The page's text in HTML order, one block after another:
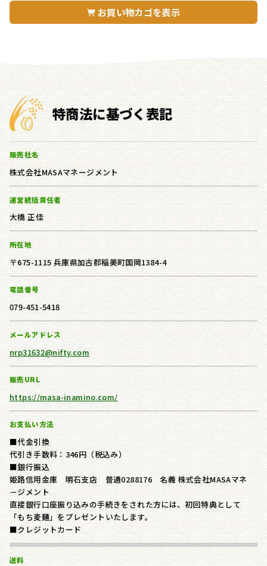
き
ま
き
ま
お買い物カゴを表示
特商法に基づく表記
販売社名
株式会社MASAマネージメント
運営統括責任者
大橋 正佳
所在地
〒675-1115 兵庫県加古郡稲美町国岡1384-4
電話番号
079-451-5418
メールアドレス
nrp31632@nifty.com
販売URL
https://masa-inamino.com/
お支払い方法
■代金引換
代引き手数料：346円（税込み）
■銀行振込
姫路信用金庫 明石支店 普通0288176 名義 株式会社MASAマネ
－ジメント
直接銀行口座振り込みの手続きをされた方には、初回特典として
「もち麦麺」をプレゼントいたします。
■クレジットカード
送料